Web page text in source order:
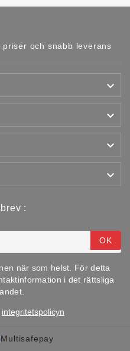
och snabb leverans




:
OK
när som helst. För detta
i det rättsliga
integritetspolicyn